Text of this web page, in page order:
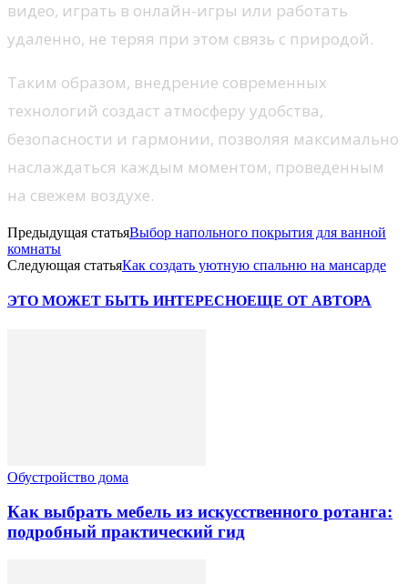
видео, играть в онлайн-игры или работать
удаленно, не теряя при этом связь с природой.
Таким образом, внедрение современных
технологий создаст атмосферу удобства,
безопасности и гармонии, позволяя максимально
наслаждаться каждым моментом, проведенным
на свежем воздухе.
Предыдущая статьяВыбор напольного покрытия для ванной
комнаты
Следующая статьяКак создать уютную спальню на мансарде
ЭТО МОЖЕТ БЫТЬ ИНТЕРЕСНОЕЩЕ ОТ АВТОРА
Обустройство дома
Как выбрать мебель из искусственного ротанга:
подробный практический гид